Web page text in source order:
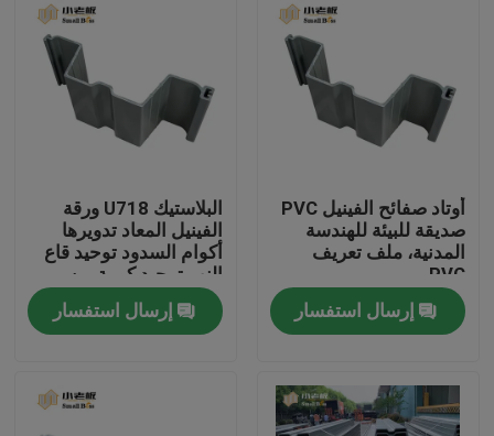
منتجات
أوتاد صفائح الفينيل PVC
صديقة للبيئة للهندسة
المدنية، ملف تعريف
PVC
إرسال استفسار
البلاستيك U718 ورقة
الفينيل المعاد تدويرها
أكوام السدود توحيد قاع
النهر توحيد كومة من
البلاستيك ورقة
إرسال استفسار